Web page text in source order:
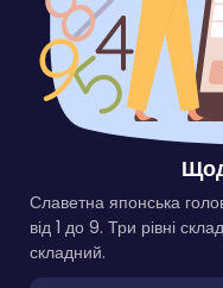
Славетна японська
від 1 до 9. Три рівні
складний.